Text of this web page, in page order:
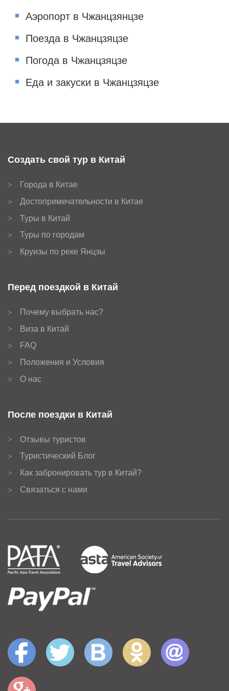
Аэропорт в Чжанцзянцзе
Поезда в Чжанцзяцзе
Погода в Чжанцзяцзе
Еда и закуски в Чжанцзяцзе
Создать свой тур в Китай
>
Города в Китае
>
Достопримечательности в Китае
>
Туры в Китай
>
Туры по городам
>
Круизы по реке Янцзы
Перед поездкой в Китай
>
Почему выбрать нас?
>
Виза в Китай
>
FAQ
>
Положения и Условия
>
О нас
После поездки в Китай
>
Отзывы туристов
>
Туристический Блог
>
Как забронировать тур в Китай?
>
Связаться с нами